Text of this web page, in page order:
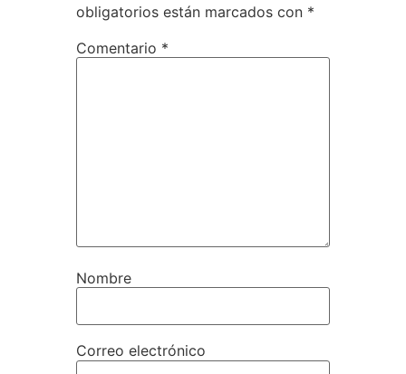
obligatorios están marcados con *
Comentario *
Nombre
Correo electrónico